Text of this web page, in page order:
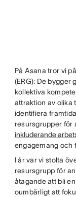
På Asana tror vi
(ERG): De bygger
kollektiva
attraktion av olika
identifiera
resursgrupper för
inkluderande
engagemang och
I år var vi stolta
resursgrupp för
åtagande att bli
oumbärligt att